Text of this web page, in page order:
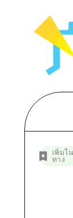
รายการ
อาหารรสเลิศ / สุ
เพิ่มใ
ทาง